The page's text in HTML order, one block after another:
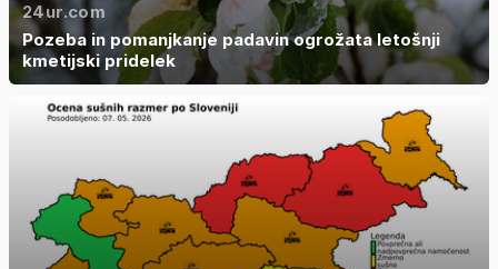
24ur.com
Pozeba in pomanjkanje padavin ogrožata letošnji
kmetijski pridelek